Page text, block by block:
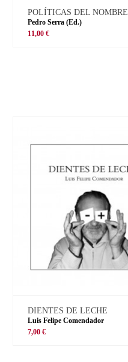
POLÍTICAS DEL NOMBRE
Pedro Serra (Ed.)
11,00 €
DIENTES DE LECHE
Luis Felipe Comendador
7,00 €